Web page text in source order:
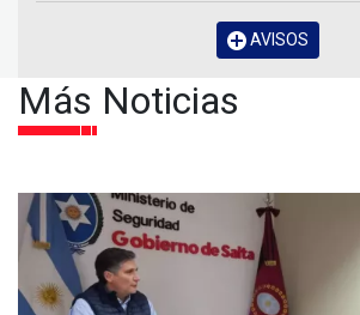
AVISOS
Más Noticias